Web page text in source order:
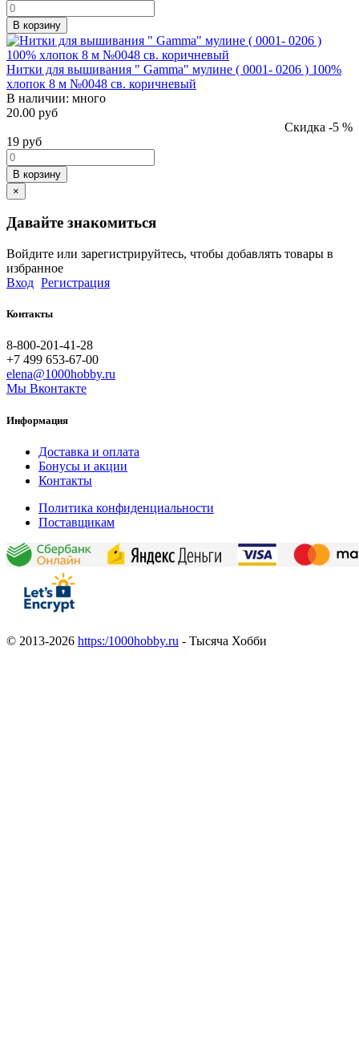
В корзину
Нитки для вышивания " Gamma" мулине ( 0001- 0206 ) 100%
хлопок 8 м №0048 св. коричневый
В наличии: много
20.00 руб
Скидка -5 %
19 руб
В корзину
×
Давайте знакомиться
Войдите или зарегистрируйтесь, чтобы добавлять товары в
избранное
Вход Регистрация
Контакты
8-800-201-41-28
+7 499 653-67-00
elena@1000hobby.ru
Мы Вконтакте
Информация
Доставка и оплата
Бонусы и акции
Контакты
Политика конфиденциальности
Поставщикам
© 2013-2026 https:/1000hobby.ru - Тысяча Хобби